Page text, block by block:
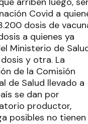
Covid a
dosis de
a quienes ya
Ministerio de
y otra. La
de la Comisión
de Salud llevado a
se dan por
productor,
posibles no tienen